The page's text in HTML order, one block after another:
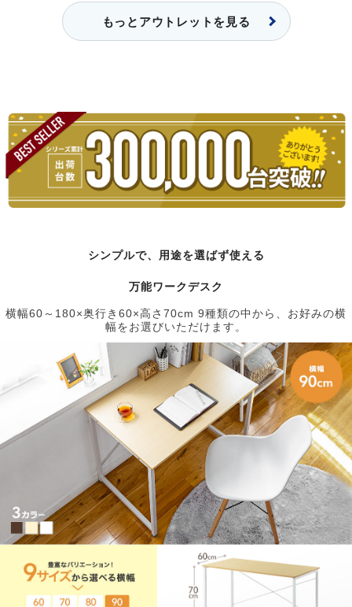
もっとアウトレットを見る
シンプルで、用途を選ばず使える
万能ワークデスク
横幅60～180×奥行き60×高さ70cm 9種類の中から、お好みの横
幅をお選びいただけます。